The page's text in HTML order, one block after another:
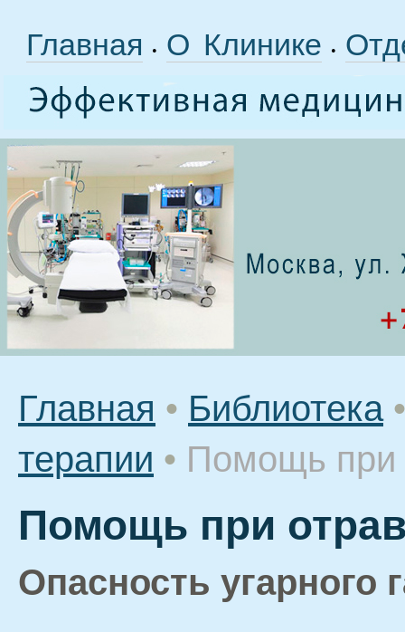
Главная • О Клинике •
Главная • Библиотека •
терапии • Помощь при
Помощь при
Опасность угарного